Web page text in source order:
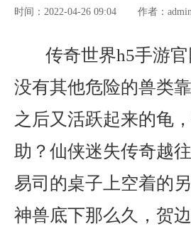
时间：2022-04-26 09:04 作者：
传奇世界h5手游
没有其他危险的兽类
之后又活跃起来的龟
助？仙侠迷失传奇越
易司的桌子上空着的
神兽底下那么久，贺